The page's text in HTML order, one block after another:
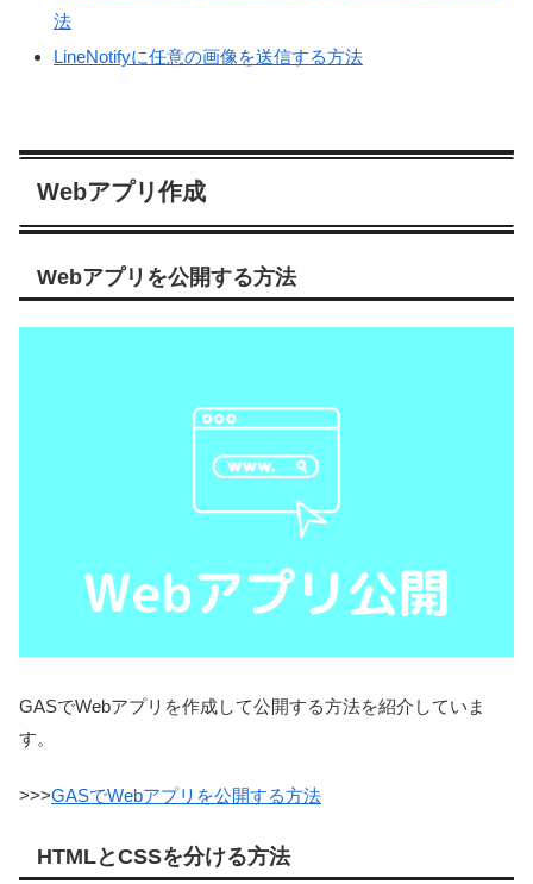
法
LineNotifyに任意の画像を送信する方法
Webアプリ作成
Webアプリを公開する方法
GASでWebアプリを作成して公開する方法を紹介していま
す。
>>>GASでWebアプリを公開する方法
HTMLとCSSを分ける方法